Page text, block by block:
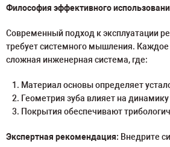
Философия эффективного
Современный подход к эксплуатации
требует системного мышления. Каждое
сложная инженерная система, где:
Материал основы определяет
Геометрия зуба влияет на
Покрытия обеспечивают
Экспертная рекомендация: Внедрите